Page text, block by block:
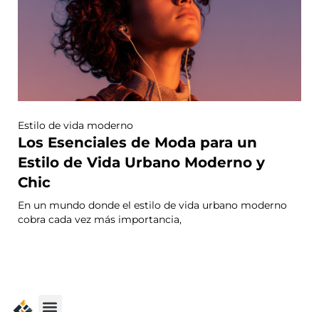
Estilo de vida moderno
Los Esenciales de Moda para un
Estilo de Vida Urbano Moderno y
Chic
En un mundo donde el estilo de vida urbano moderno
cobra cada vez más importancia,